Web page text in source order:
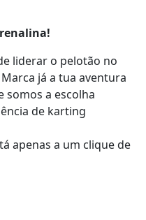
liderar o pelotão no
já a tua aventura
somos a escolha
de karting
apenas a um clique de